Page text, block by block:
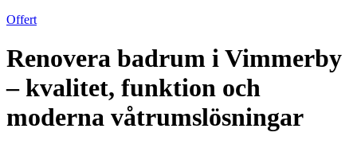
Offert
Renovera badrum i Vimmerby
– kvalitet, funktion och
moderna våtrumslösningar